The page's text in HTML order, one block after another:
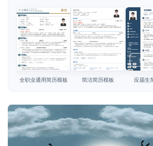
AI 职场工具 New
简历模板
简历教程
查看模板
全职业通用简历模板
查看模板
简洁简历模板
查看
应届生